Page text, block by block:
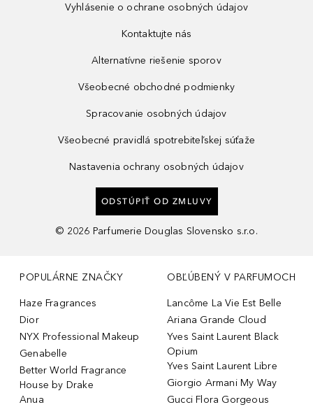
Vyhlásenie o ochrane osobných údajov
Kontaktujte nás
Alternatívne riešenie sporov
Všeobecné obchodné podmienky
Spracovanie osobných údajov
Všeobecné pravidlá spotrebiteľskej súťaže
Nastavenia ochrany osobných údajov
ODSTÚPIŤ OD ZMLUVY
© 2026 Parfumerie Douglas Slovensko s.r.o.
POPULÁRNE ZNAČKY
Haze Fragrances
Dior
NYX Professional Makeup
Genabelle
Better World Fragrance
House by Drake
Anua
OBĽÚBENÝ V PARFUMOCH
Lancôme La Vie Est Belle
Ariana Grande Cloud
Yves Saint Laurent Black
Opium
Yves Saint Laurent Libre
Giorgio Armani My Way
Gucci Flora Gorgeous